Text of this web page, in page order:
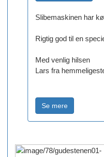
Slibemaskinen har
Rigtig god til en
Med venlig hilsen
Lars fra